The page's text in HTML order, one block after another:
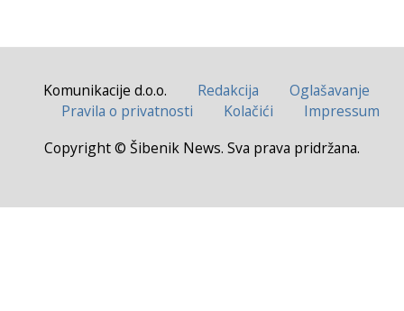
Komunikacije d.o.o. Redakcija
Oglašavanje
Pravila o privatnosti
Kolačići
Impressum
Copyright © Šibenik News. Sva prava pridržana.